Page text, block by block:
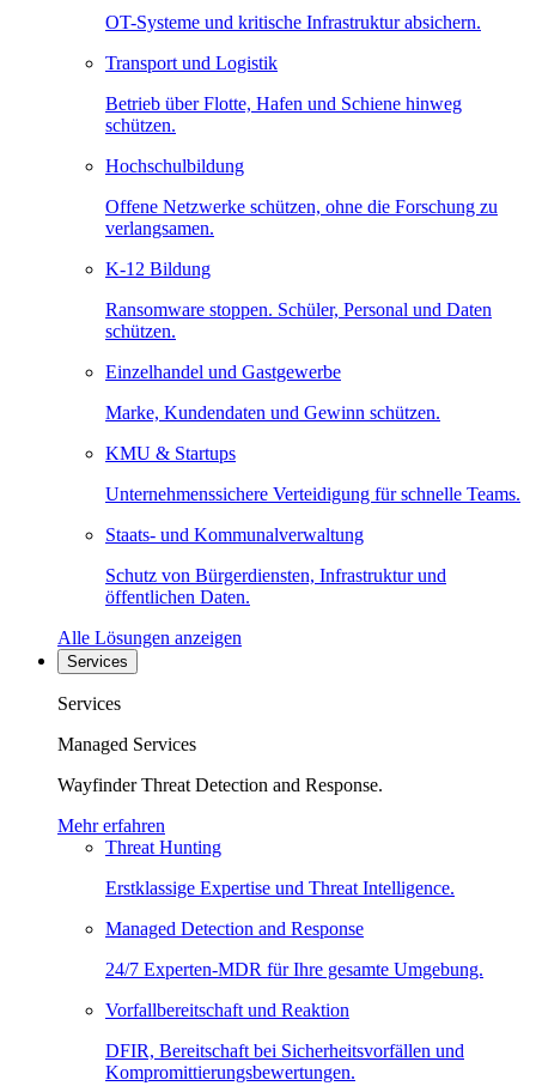
OT-Systeme und kritische Infrastruktur absichern.
Transport und Logistik
Betrieb über Flotte, Hafen und Schiene hinweg
schützen.
Hochschulbildung
Offene Netzwerke schützen, ohne die Forschung zu
verlangsamen.
K-12 Bildung
Ransomware stoppen. Schüler, Personal und Daten
schützen.
Einzelhandel und Gastgewerbe
Marke, Kundendaten und Gewinn schützen.
KMU & Startups
Unternehmenssichere Verteidigung für schnelle Teams.
Staats- und Kommunalverwaltung
Schutz von Bürgerdiensten, Infrastruktur und
öffentlichen Daten.
Alle Lösungen anzeigen
Services
Services
Managed Services
Wayfinder Threat Detection and Response.
Mehr erfahren
Threat Hunting
Erstklassige Expertise und Threat Intelligence.
Managed Detection and Response
24/7 Experten-MDR für Ihre gesamte Umgebung.
Vorfallbereitschaft und Reaktion
DFIR, Bereitschaft bei Sicherheitsvorfällen und
Kompromittierungsbewertungen.